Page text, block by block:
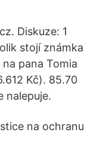
Diskuze: 1
stojí známka
pana Tomia
Kč). 85.70
nalepuje.
na ochranu